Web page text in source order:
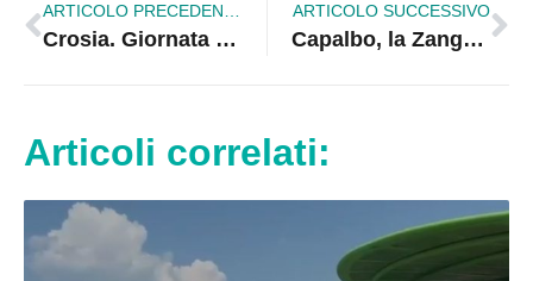
ARTICOLO PRECEDENTE
Crosia. Giornata Legalità. Adesione al flashmob promosso da Anci
ARTICOLO SUCCESSIVO
Capalbo, la Zangaro lascia Stasi in balia dei randagi!
Articoli correlati: